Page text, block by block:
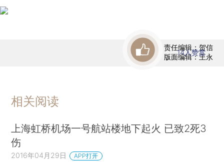
责任编辑：贺信
版面编辑：王永
14人赞赏
相关阅读
上海虹桥机场一号航站楼地下起火 已致2死3
伤
2016年04月29日 APP打开